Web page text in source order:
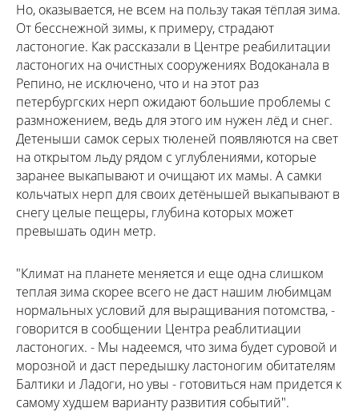
Но, оказывается, не всем на пользу такая тёплая зима.
От бесснежной зимы, к примеру, страдают
ластоногие. Как рассказали в Центре реабилитации
ластоногих на очистных сооружениях Водоканала в
Репино, не исключено, что и на этот раз
петербургских нерп ожидают большие проблемы с
размножением, ведь для этого им нужен лёд и снег.
Детеныши самок серых тюленей появляются на свет
на открытом льду рядом с углублениями, которые
заранее выкапывают и очищают их мамы. А самки
кольчатых нерп для своих детёнышей выкапывают в
снегу целые пещеры, глубина которых может
превышать один метр.
"Климат на планете меняется и еще одна слишком
теплая зима скорее всего не даст нашим любимцам
нормальных условий для выращивания потомства, -
говорится в сообщении Центра реаблитиации
ластоногих. - Мы надеемся, что зима будет суровой и
морозной и даст передышку ластоногим обитателям
Балтики и Ладоги, но увы - готовиться нам придется к
самому худшем варианту развития событий".